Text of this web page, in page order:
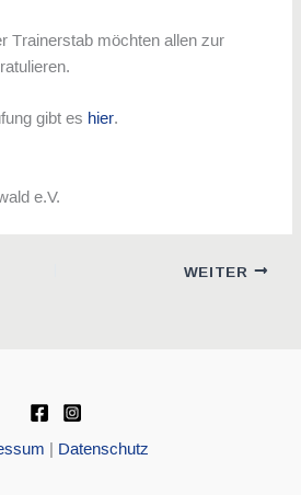
Trainerstab möchten allen zur
gibt es hier.
e.V.
WEITER
| Datenschutz